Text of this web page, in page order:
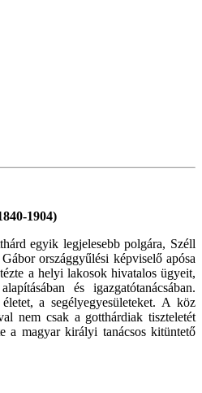
1904)
egyik legjelesebb polgára, Széll
országgyűlési képviselő apósa
a helyi lakosok hivatalos ügyeit,
és igazgatótanácsában.
a segélyegyesületeket. A köz
nem csak a gotthárdiak tiszteletét
a magyar királyi tanácsos kitüntető